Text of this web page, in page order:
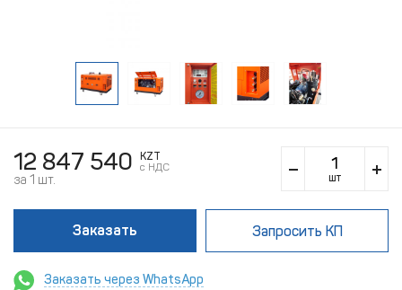
12 847 540
KZT
c НДС
за 1 шт. шт
Заказать Запросить КП
Заказать через WhatsApp